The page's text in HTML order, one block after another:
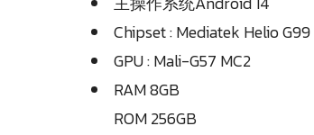
Chipset : Mediatek Helio G99
GPU : Mali-G57 MC2
RAM 8GB
ROM 256GB